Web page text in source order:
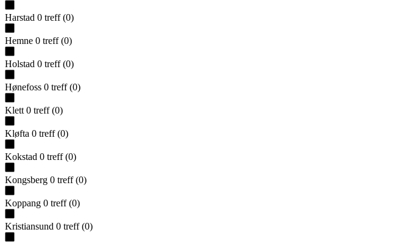
Harstad 0 treff (0)
Hemne 0 treff (0)
Holstad 0 treff (0)
Hønefoss 0 treff (0)
Klett 0 treff (0)
Kløfta 0 treff (0)
Kokstad 0 treff (0)
Kongsberg 0 treff (0)
Koppang 0 treff (0)
Kristiansund 0 treff (0)